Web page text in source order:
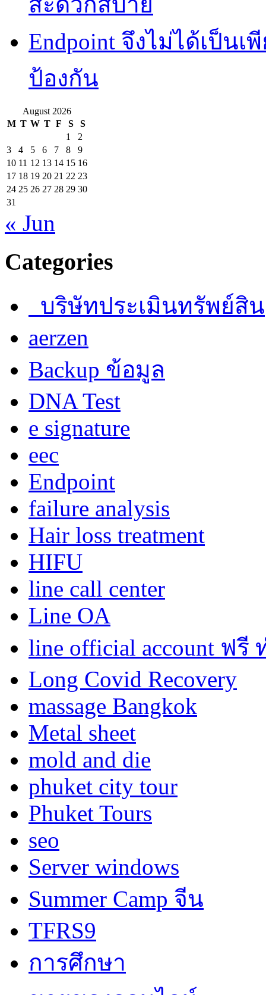
Endpoint จึงไม่ได้เป็น
ป้องกัน
August 2026
M T W T F S
S
1
2
3
4 5 6 7 8
9
10 11 12 13 14 15 16
17 18 19 20 21 22 23
24 25 26 27 28 29 30
31
« Jun
Categories
บริษัทประเมินทรัพย์สิน
aerzen
Backup ข้อมูล
DNA Test
e signature
eec
Endpoint
failure analysis
Hair loss treatment
HIFU
line call center
Line OA
line official account ฟรี
Long Covid Recovery
massage Bangkok
Metal sheet
mold and die
phuket city tour
Phuket Tours
seo
Server windows
Summer Camp จีน
TFRS9
การศึกษา